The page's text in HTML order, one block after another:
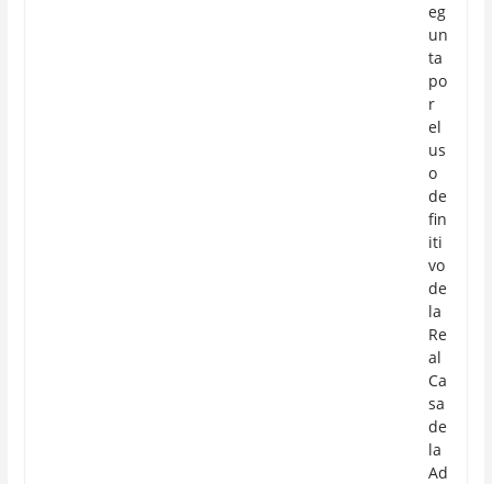
eg
un
ta
po
r
el
us
o
de
fin
iti
vo
de
la
Re
al
Ca
sa
de
la
Ad